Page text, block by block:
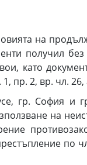
на
получил
като
пр. 2, вр. чл. 26,
гр. София и
на
по